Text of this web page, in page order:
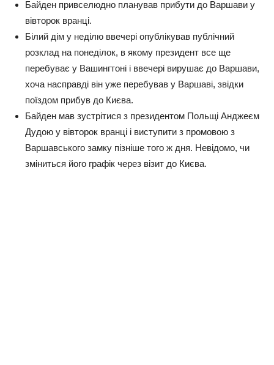
Байден привселюдно планував прибути до Варшави у
вівторок вранці.
Білий дім у неділю ввечері опублікував публічний
розклад на понеділок, в якому президент все ще
перебуває у Вашингтоні і ввечері вирушає до Варшави,
хоча насправді він уже перебував у Варшаві, звідки
поїздом прибув до Києва.
Байден мав зустрітися з президентом Польщі Анджеєм
Дудою у вівторок вранці і виступити з промовою з
Варшавського замку пізніше того ж дня. Невідомо, чи
зміниться його графік через візит до Києва.